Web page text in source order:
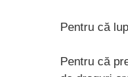
Pentru că
Pentru că